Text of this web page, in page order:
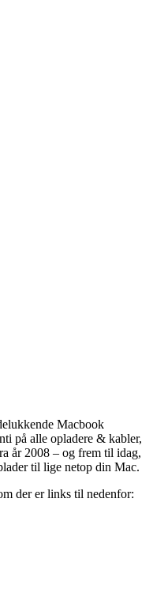
Macbook
på alle opladere & kabler,
år 2008 – og frem til idag,
til lige netop din Mac.
der er links til nedenfor: